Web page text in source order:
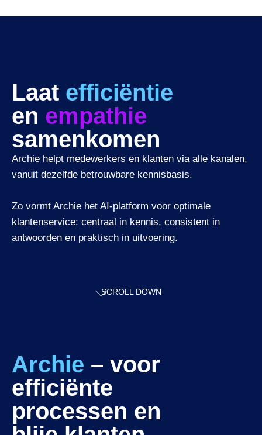
Laat efficiëntie
en empathie
samenkomen
Archie helpt medewerkers en klanten via alle kanalen,
vanuit dezelfde betrouwbare kennisbasis.
Zo vormt Archie het AI-platform voor optimale
klantenservice: centraal in kennis, consistent in
antwoorden en praktisch in uitvoering.
SCROLL DOWN
Archie – voor
efficiënte
processen en
Inzichten